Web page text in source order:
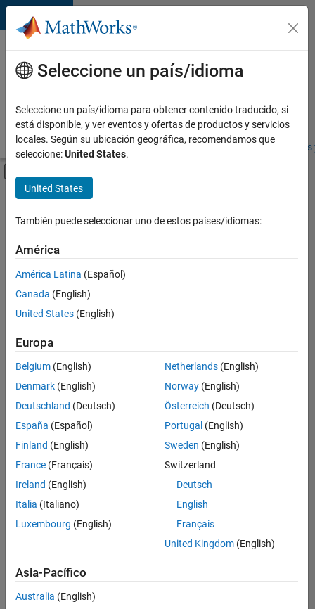
Saltar al contenido
Ofertas
de
empleo
MathWorks
Visión general Búsqueda de empleo Oficinas locales
Contenido principal
FILTRADO POR
Industry Marketing
Product Marketing
Ordenar por
Guardar
empleos
seleccionados
No se
han
traducido
todos
los
empleos.
Busque
por
ubicación
todos
empleos
Seleccione un país/idioma
Seleccione un país/idioma para obtener contenido traducido, si
está disponible, y ver eventos y ofertas de productos y servicios
locales. Según su ubicación geográfica, recomendamos que
seleccione:United States.
United States
También puede seleccionar uno de estos países/idiomas:
América
América Latina (Español)
Canada (English)
United States (English)
Europa
Belgium (English)
Denmark (English)
Deutschland (Deutsch)
España (Español)
Finland (English)
France (Français)
Ireland (English)
Italia (Italiano)
Luxembourg (English)
Netherlands(English)
Norway(English)
Österreich (Deutsch)
Portugal (English)
Sweden (English)
Switzerland
Deutsch
English
Français
United Kingdom(English)
Asia-Pacífico
Australia (English)